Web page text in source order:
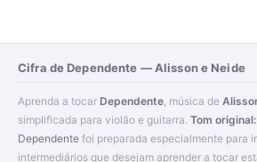
Cifra de Dependente — Alisson e Neide
Aprenda a tocar Dependente , música de
simplificada para violão e guitarra. Tom
Dependente foi preparada especialmente para
intermediários que desejam aprender a tocar esta música de forma rápida